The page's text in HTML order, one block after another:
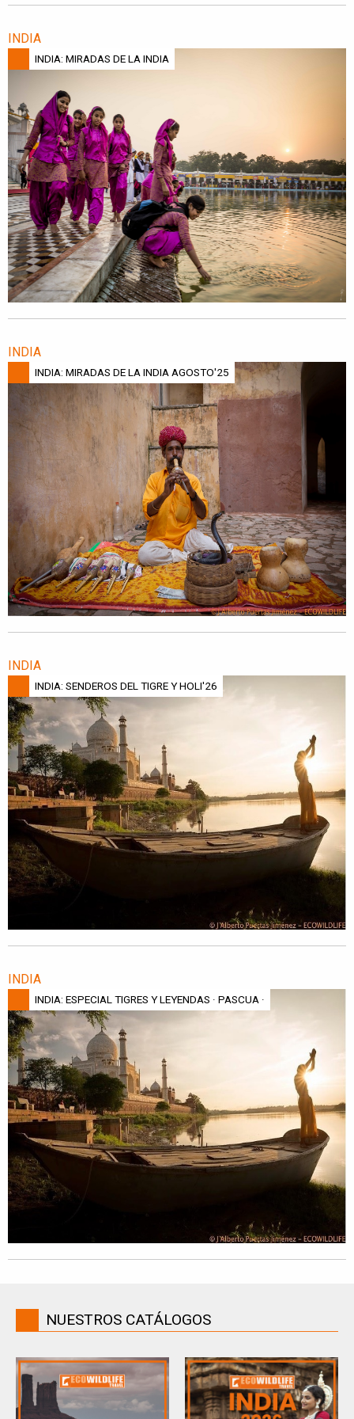
INDIA
INDIA: MIRADAS DE LA INDIA
INDIA
INDIA: MIRADAS DE LA INDIA AGOSTO'25
INDIA
INDIA: SENDEROS DEL TIGRE Y HOLI'26
INDIA
INDIA: ESPECIAL TIGRES Y LEYENDAS · PASCUA ·
NUESTROS CATÁLOGOS